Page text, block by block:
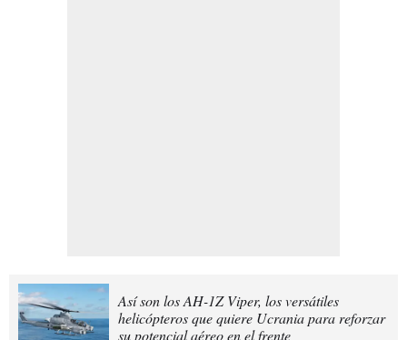
Así son los AH-1Z Viper, los versátiles
helicópteros que quiere Ucrania para reforzar
su potencial aéreo en el frente